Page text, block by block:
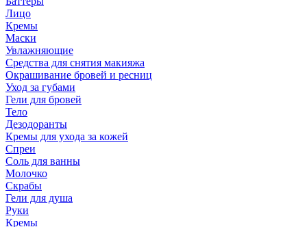
Лицо
Кремы
Маски
Увлажняющие
Средства для снятия макияжа
Окрашивание бровей и ресниц
Уход за губами
Гели для бровей
Тело
Дезодоранты
Кремы для ухода за кожей
Спреи
Соль для ванны
Молочко
Скрабы
Гели для душа
Руки
Кремы